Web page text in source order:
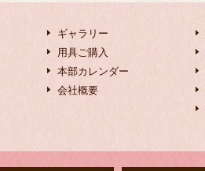
ギャラリー
用具ご購入
本部カレンダー
会社概要